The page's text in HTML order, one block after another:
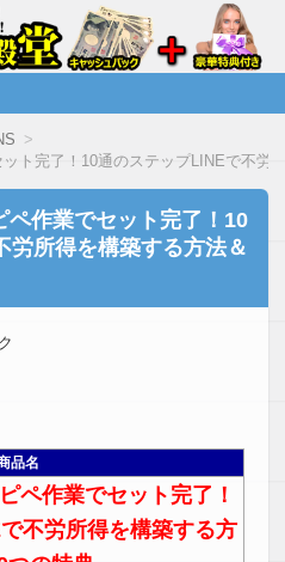
イト・キャッシ
買い取ることで激安で購入できま
ット完了！10通のステップLINEで不労
ペ作業でセット完了！10
労所得を構築する方法＆
品名
ペ作業でセット完了！
不労所得を構築する方